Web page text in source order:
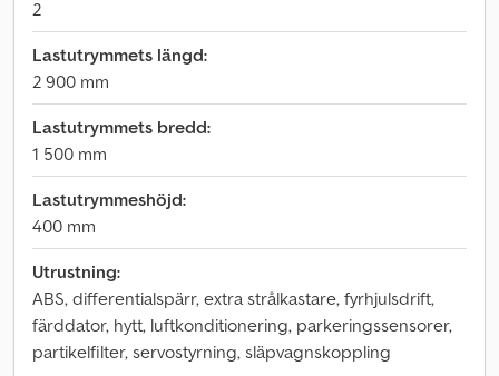
2
Lastutrymmets längd:
2 900 mm
Lastutrymmets bredd:
1 500 mm
Lastutrymmeshöjd:
400 mm
Utrustning:
ABS, differentialspärr, extra strålkastare, fyrhjulsdrift,
färddator, hytt, luftkonditionering, parkeringssensorer,
partikelfilter, servostyrning, släpvagnskoppling